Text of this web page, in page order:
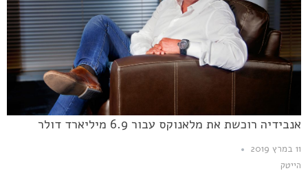
אנבידיה רוכשת את מלאנוקס עבור 6.9 מיליארד דולר
11 במרץ 2019
הייטק